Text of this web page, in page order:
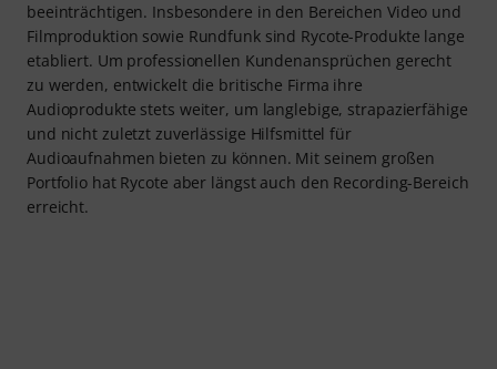
beeinträchtigen. Insbesondere in den Bereichen Video und
Filmproduktion sowie Rundfunk sind Rycote-Produkte lange
etabliert. Um professionellen Kundenansprüchen gerecht
zu werden, entwickelt die britische Firma ihre
Audioprodukte stets weiter, um langlebige, strapazierfähige
und nicht zuletzt zuverlässige Hilfsmittel für
Audioaufnahmen bieten zu können. Mit seinem großen
Portfolio hat Rycote aber längst auch den Recording-Bereich
erreicht.